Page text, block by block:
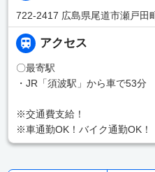
722-2417 広島県尾道市瀬戸田
アクセス
〇最寄駅
・JR「須波駅」から車で53分
※交通費支給！
※車通勤OK！バイク通勤OK！